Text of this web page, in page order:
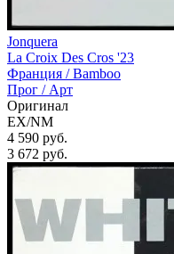
Jonquera
La Croix Des Cros '23
Франция /Bamboo
Прог / Арт
Оригинал
EX/NM
4 590 руб.
3 672 руб.